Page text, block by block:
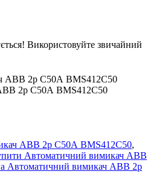
Використовуйте звичайний
2р С50А BMS412C50
ABB 2р С50А BMS412C50,
Автоматичний вимикач ABB
Автоматичний вимикач ABB 2р